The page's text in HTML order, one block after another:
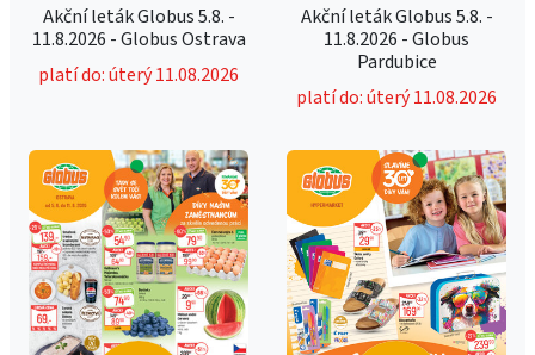
Akční leták Globus 5.8. -
11.8.2026 - Globus Ostrava
platí do: úterý 11.08.2026
Akční leták Globus 5.8. -
11.8.2026 - Globus
Pardubice
platí do: úterý 11.08.2026